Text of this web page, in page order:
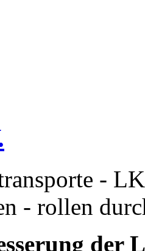
-
- rollen
der